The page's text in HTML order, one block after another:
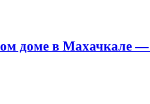
доме в Махачкале —